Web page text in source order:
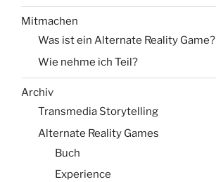
Mitmachen
Was ist ein Alternate Reality Game?
Wie nehme ich Teil?
Archiv
Transmedia Storytelling
Alternate Reality Games
Buch
Experience